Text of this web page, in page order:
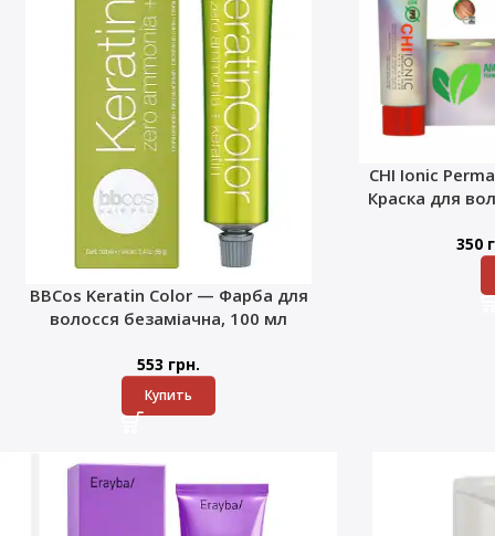
BBCos Keratin Color — Фарба для
волосся безаміачна, 100 мл
553 грн.
Купить
CHI Ionic
Краска для
350